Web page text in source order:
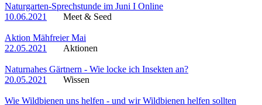
Naturgarten-Sprechstunde im Juni I Online
10.06.2021
Meet & Seed
Aktion Mähfreier Mai
22.05.2021
Aktionen
Naturnahes Gärtnern - Wie locke ich Insekten an?
20.05.2021
Wissen
Wie Wildbienen uns helfen - und wir Wildbienen helfen sollten